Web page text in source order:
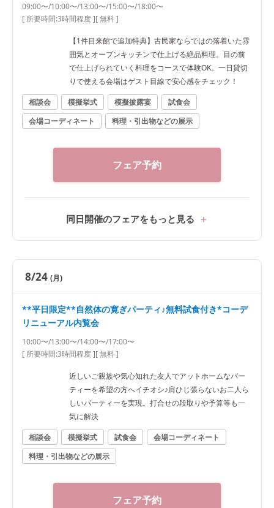
09:00〜/10:00〜/13:00〜/15:00〜/18:00〜
[ 所要時間:3時間程度][ 無料 ]
【1件目来館で追加特典】古民家ならではの落着いた雰
囲気とオープンキッチンで仕上げる絶品料理。目の前
で仕上げられていく料理をコースで体験OK。一日貸切
りで使える会場はゲスト目線で安心感をチェック！
相談会
模擬挙式 模擬披露宴
試食会
会場コーディネート
料理・引出物などの展示
フェア予約
同日開催のフェアをもっと見る
8/24 (月)
**平日限定**自然体の寛ぎパーティ♪無料試食付き*コーデ
リニューアル内覧会
10:00〜/13:00〜/14:00〜/17:00〜
[ 所要時間:3時間程度][ 無料 ]
近しいご親族や気心知れた友人でアットホームなパー
ティーを希望の方へイチオシ♪肩ひじ張らないお二人ら
しいパーティーを実現。打合せの段取りや予算等も一
気に解決
相談会
模擬挙式 試食会
会場コーディネート
料理・引出物などの展示
フェア予約